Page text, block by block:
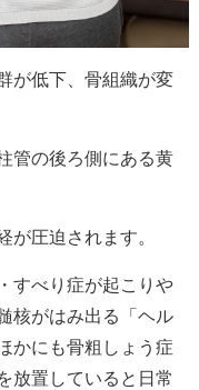
が低下、骨組織が変
管の後ろ側にある黄
が圧迫されます。
すべり症が起こりや
核がはみ出る「ヘル
かにも骨粗しょう症
放置していると日常